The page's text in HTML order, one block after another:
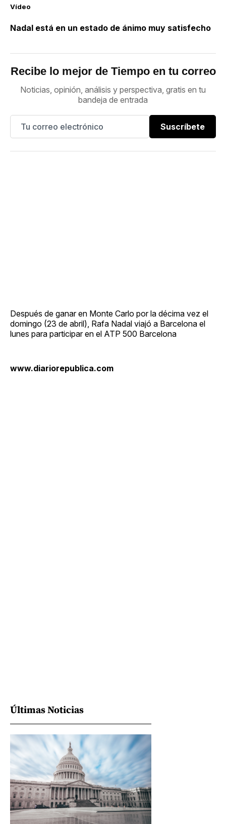
Vídeo
Nadal está en un estado de ánimo muy satisfecho
Recibe lo mejor de Tiempo en tu correo
Noticias, opinión, análisis y perspectiva, gratis en tu
bandeja de entrada
Suscríbete
Después de ganar en Monte Carlo por la décima vez el
domingo (23 de abril), Rafa Nadal viajó a Barcelona el
lunes para participar en el ATP 500 Barcelona
www.diariorepublica.com
Últimas Noticias